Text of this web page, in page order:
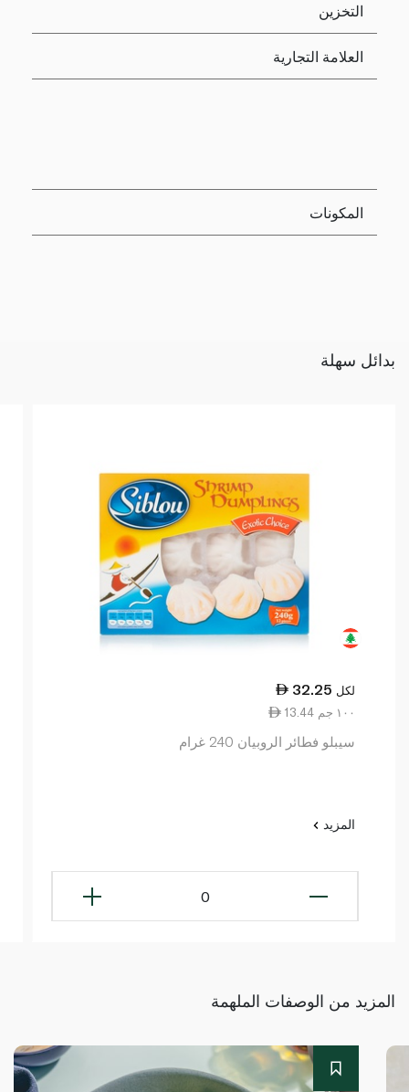
التخزين
العلامة التجارية
المكونات
بدائل سهلة
32.25 لكل
13.44 ١٠٠ جم
سيبلو فطائر الروبيان 240 غرام
المزيد
0
المزيد من الوصفات الملهمة